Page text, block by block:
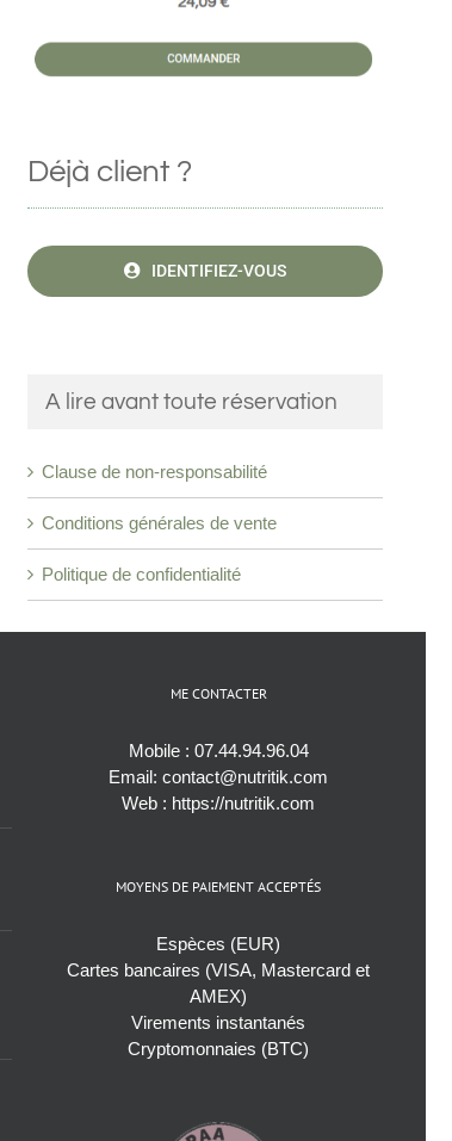
Déjà client ?
IDENTIFIEZ-VOUS
A lire avant toute réservation
Clause de non-responsabilité
Conditions générales de vente
Politique de confidentialité
ME CONTACTER
Mobile : 07.44.94.96.04
Email:contact@nutritik.com
Web : https://nutritik.com
MOYENS DE PAIEMENT ACCEPTÉS
Espèces (EUR)
Cartes bancaires (VISA, Mastercard et
AMEX)
Virements instantanés
Cryptomonnaies (BTC)